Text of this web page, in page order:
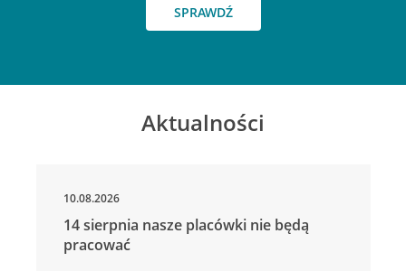
SPRAWDŹ
Aktualności
10.08.2026
14 sierpnia nasze placówki nie będą
pracować